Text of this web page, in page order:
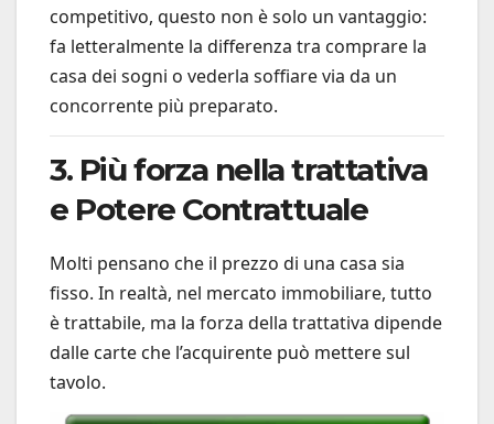
competitivo, questo non è solo un vantaggio:
fa letteralmente la differenza tra comprare la
casa dei sogni o vederla soffiare via da un
concorrente più preparato.
3. Più forza nella trattativa
e Potere Contrattuale
Molti pensano che il prezzo di una casa sia
fisso. In realtà, nel mercato immobiliare, tutto
è trattabile, ma la forza della trattativa dipende
dalle carte che l’acquirente può mettere sul
tavolo.